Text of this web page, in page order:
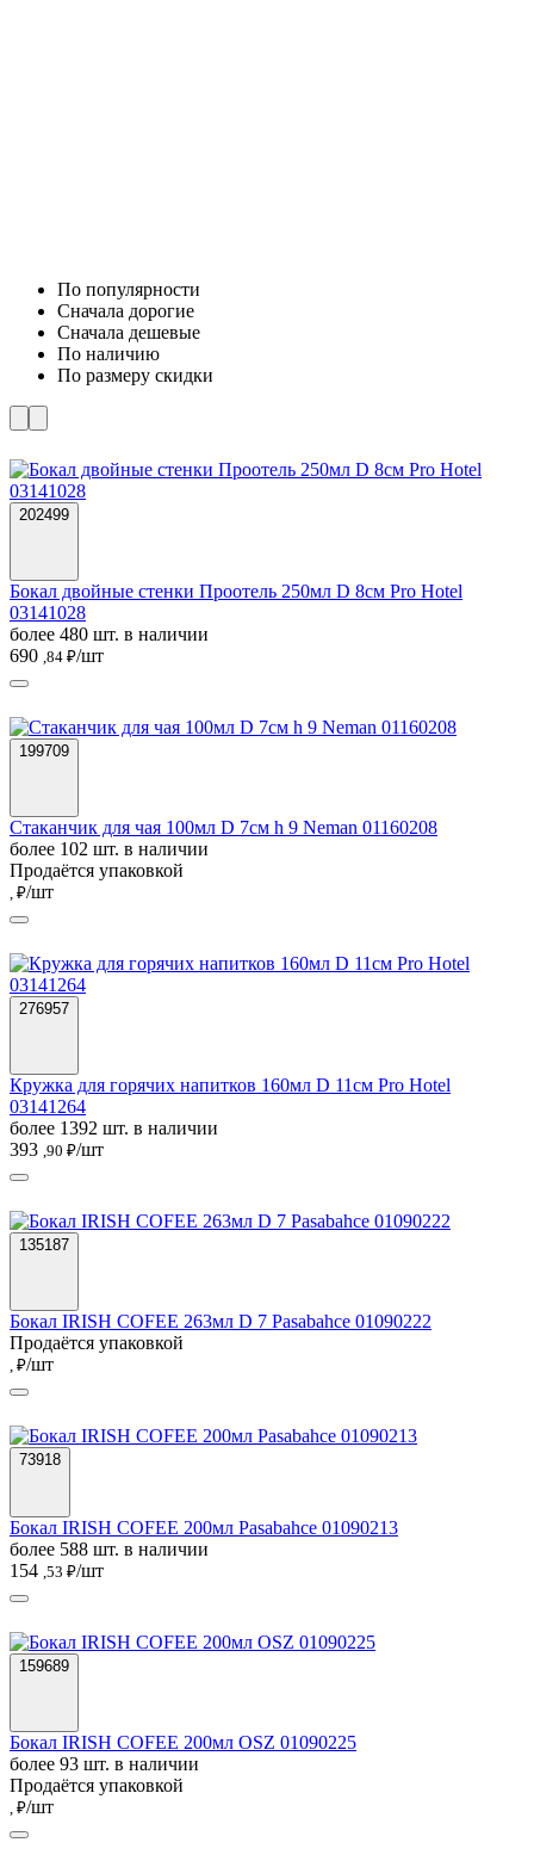
По популярности
Cначала дорогие
Cначала дешевые
По наличию
По размеру скидки
202499
Бокал двойные стенки Проотель 250мл D 8см Pro Hotel
03141028
более 480 шт. в наличии
690 ,84 ₽/шт
199709
Стаканчик для чая 100мл D 7см h 9 Neman 01160208
более 102 шт. в наличии
Продаётся упаковкой
, ₽/шт
276957
Кружка для горячих напитков 160мл D 11см Pro Hotel
03141264
более 1392 шт. в наличии
393 ,90 ₽/шт
135187
Бокал IRISH COFEE 263мл D 7 Pasabahce 01090222
Продаётся упаковкой
, ₽/шт
73918
Бокал IRISH COFEE 200мл Pasabahce 01090213
более 588 шт. в наличии
154 ,53 ₽/шт
159689
Бокал IRISH COFEE 200мл OSZ 01090225
более 93 шт. в наличии
Продаётся упаковкой
, ₽/шт